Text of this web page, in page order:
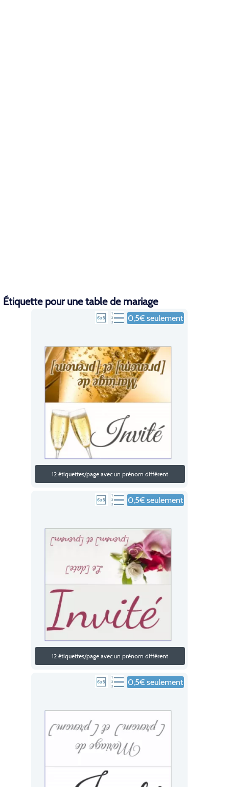
Étiquette pour une table de mariage
0,5€ seulement
12 étiquettes/page avec un prénom différent
0,5€ seulement
12 étiquettes/page avec un prénom différent
0,5€ seulement